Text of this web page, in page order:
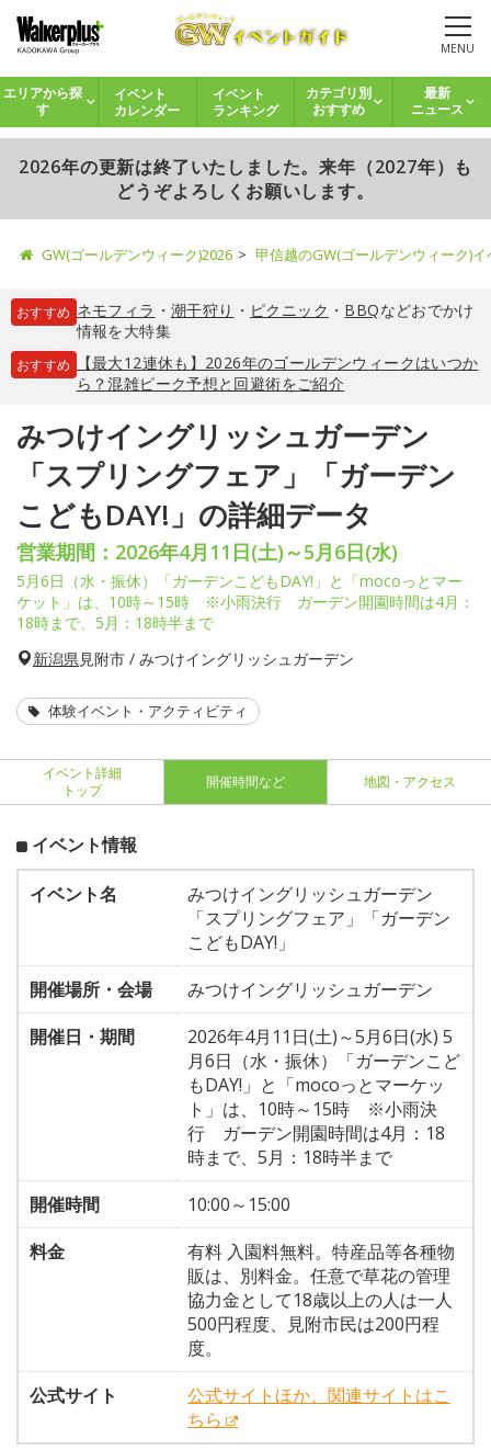
MENU
エリアから探
す
イベント
カレンダー
イベント
ランキング
カテゴリ別
おすすめ
最新
ニュース
2026年の更新は終了いたしました。来年（2027年）も
どうぞよろしくお願いします。
GW(ゴールデンウィーク)2026 甲信越のGW(ゴールデンウィーク)
おすすめ ネモフィラ ・ 潮干狩り ・ ピクニック ・ BBQなどおでかけ
情報を大特集
おすすめ
【最大12連休も】2026年のゴールデンウィークはいつか
ら？混雑ピーク予想と回避術をご紹介
みつけイングリッシュガーデン
「スプリングフェア」「ガーデン
こどもDAY!」の詳細データ
営業期間：2026年4月11日(土)～5月6日(水)
5月6日（水・振休）「ガーデンこどもDAY!」と「mocoっとマー
ケット」は、10時～15時 ※小雨決行 ガーデン開園時間は4月：
18時まで、5月：18時半まで
新潟県見附市 / みつけイングリッシュガーデン
体験イベント・アクティビティ
イベント詳細
トップ
開催時間など 地図・アクセス
イベント情報
イベント名
みつけイングリッシュガーデン
「スプリングフェア」「ガーデン
こどもDAY!」
開催場所・会場
みつけイングリッシュガーデン
開催日・期間
2026年4月11日(土)～5月6日(水) 5
月6日（水・振休）「ガーデンこど
もDAY!」と「mocoっとマーケッ
ト」は、10時～15時 ※小雨決
行 ガーデン開園時間は4月：18
時まで、5月：18時半まで
開催時間
10:00～15:00
料金
有料 入園料無料。特産品等各種物
販は、別料金。任意で草花の管理
協力金として18歳以上の人は一人
500円程度、見附市民は200円程
度。
公式サイト
公式サイトほか、関連サイトはこ
ちら